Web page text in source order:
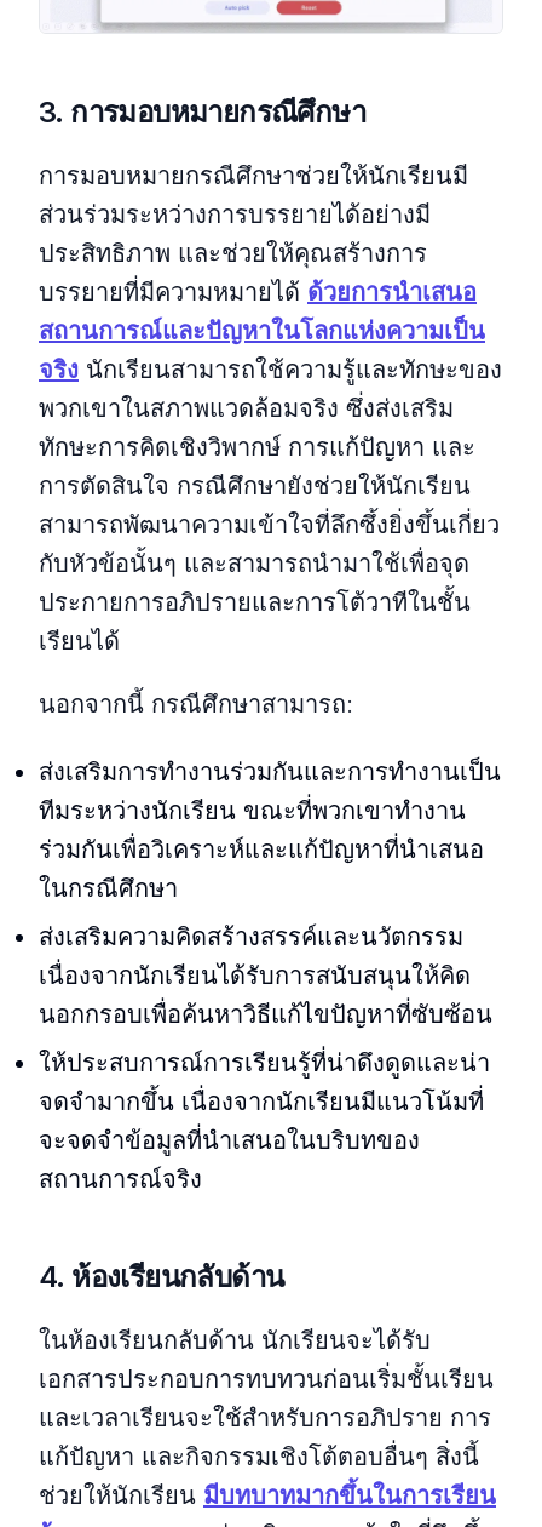
3. การมอบหมายกรณีศึกษา
การมอบหมายกรณีศึกษาช่วยให้นักเรียนมี
ส่วนร่วมระหว่างการบรรยายได้อย่างมี
ประสิทธิภาพ และช่วยให้คุณสร้างการ
บรรยายที่มีความหมายได้ ด้วยการนำเสนอ
สถานการณ์และปัญหาในโลกแห่งความเป็น
จริง นักเรียนสามารถใช้ความรู้และทักษะของ
พวกเขาในสภาพแวดล้อมจริง ซึ่งส่งเสริม
ทักษะการคิดเชิงวิพากษ์ การแก้ปัญหา และ
การตัดสินใจ กรณีศึกษายังช่วยให้นักเรียน
สามารถพัฒนาความเข้าใจที่ลึกซึ้งยิ่งขึ้นเกี่ยว
กับหัวข้อนั้นๆ และสามารถนำมาใช้เพื่อจุด
ประกายการอภิปรายและการโต้วาทีในชั้น
เรียนได้
นอกจากนี้ กรณีศึกษาสามารถ:
ส่งเสริมการทำงานร่วมกันและการทำงานเป็น
ทีมระหว่างนักเรียน ขณะที่พวกเขาทำงาน
ร่วมกันเพื่อวิเคราะห์และแก้ปัญหาที่นำเสนอ
ในกรณีศึกษา
ส่งเสริมความคิดสร้างสรรค์และนวัตกรรม
เนื่องจากนักเรียนได้รับการสนับสนุนให้คิด
นอกกรอบเพื่อค้นหาวิธีแก้ไขปัญหาที่ซับซ้อน
ให้ประสบการณ์การเรียนรู้ที่น่าดึงดูดและน่า
จดจำมากขึ้น เนื่องจากนักเรียนมีแนวโน้มที่
จะจดจำข้อมูลที่นำเสนอในบริบทของ
สถานการณ์จริง
4. ห้องเรียนกลับด้าน
ในห้องเรียนกลับด้าน นักเรียนจะได้รับ
เอกสารประกอบการทบทวนก่อนเริ่มชั้นเรียน
และเวลาเรียนจะใช้สำหรับการอภิปราย การ
แก้ปัญหา และกิจกรรมเชิงโต้ตอบอื่นๆ สิ่งนี้
ช่วยให้นักเรียน มีบทบาทมากขึ้นในการเรียน